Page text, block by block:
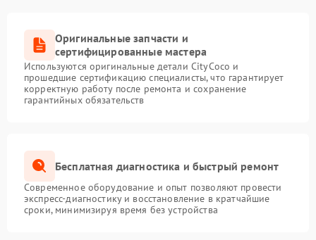
Оригинальные запчасти и
сертифицированные мастера
Используются оригинальные детали CityCoco и
прошедшие сертификацию специалисты, что гарантирует
корректную работу после ремонта и сохранение
гарантийных обязательств
Бесплатная диагностика и быстрый ремонт
Современное оборудование и опыт позволяют провести
экспресс-диагностику и восстановление в кратчайшие
сроки, минимизируя время без устройства